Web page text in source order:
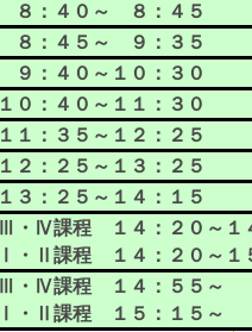
８：４０～ ８：４５
８：４５～ ９：３５
９：４０～１０：３０
１０：４０～１１：３０
１１：３５～１２：２５
１２：２５～１３：２５
１３：２５～１４：１５
Ⅲ・Ⅳ課程 １４：２０～１
Ⅰ・Ⅱ課程 １４：２０～１
Ⅲ・Ⅳ課程 １４：５５～
Ⅰ・Ⅱ課程 １５：１５～